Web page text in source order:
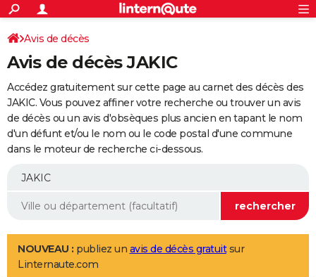
ACTUALITÉS
Politique
Société
Faits Divers
Education
Monde
Villes
+
SPORT
Coupe du monde 2026
Football
Tennis
Cyclisme
Rugby
Forum
Programme TV
TNT
Streaming
Cinéma
Sorties cinéma
Musique
+
FINANCE
Retraite
Impôts
Epargne
Immobilier
Risques naturels par ville
Banque
Assurance
Crédit
AUTO
Essais
Réserver un essai
Citadines
Berlines
SUV
Forum auto
+
Mobiles
Meilleur smartphone
Internet
Ordinateurs
Jeux vidéo
Guide high-tech
Aménagement intérieur
LIFESTYLE
Art de vivre
Bien-être
Loisirs
Mode
Modes de vie
Avis de décès
Avis de décès JAKIC
Accédez gratuitement sur cette page au carnet des décès des
JAKIC. Vous pouvez affiner votre recherche ou trouver un avis
de décès ou un avis d'obsèques plus ancien en tapant le nom
d'un défunt et/ou le nom ou le code postal d'une commune
dans le moteur de recherche ci-dessous.
NOUVEAU : publiez un avis de décès gratuitsur
Linternaute.com